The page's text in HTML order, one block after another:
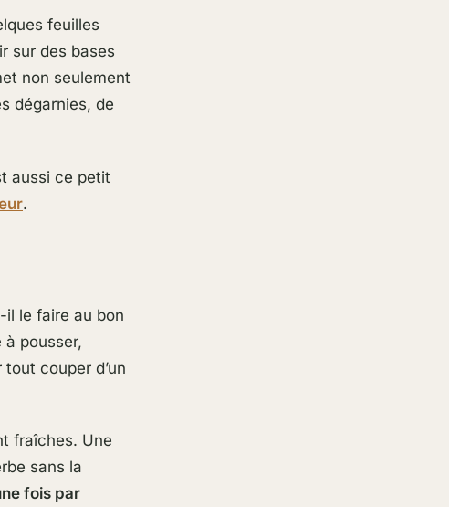
feuilles
sur des bases
non seulement
dégarnies, de
aussi ce petit
.
il le faire au bon
à pousser,
tout couper d’un
fraîches. Une
sans la
fois par